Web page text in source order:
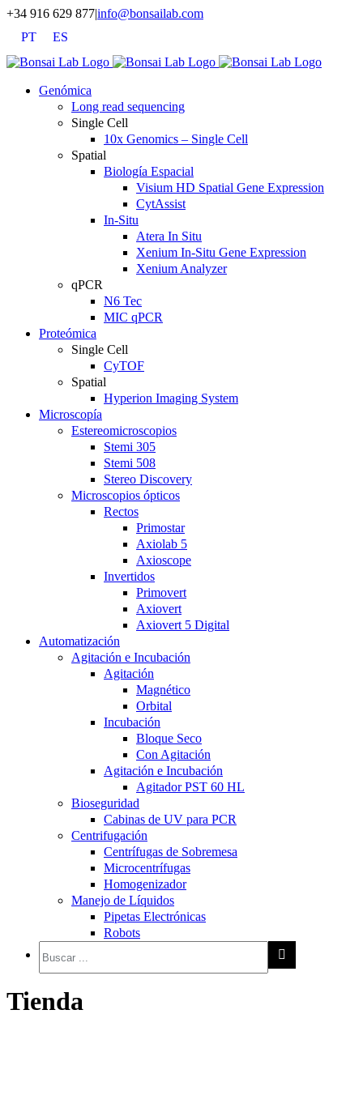
Saltar
contenido
+34 916 629 877|info@bonsailab.com
PT
ES
X
LinkedIn
YouTube
Genómica
Long read sequencing
Single Cell
10x Genomics – Single Cell
Spatial
Biología Espacial
Visium HD Spatial Gene Expression
CytAssist
In-Situ
Atera In Situ
Xenium In-Situ Gene Expression
Xenium Analyzer
qPCR
N6 Tec
MIC qPCR
Proteómica
Single Cell
CyTOF
Spatial
Hyperion Imaging System
Microscopía
Estereomicroscopios
Stemi 305
Stemi 508
Stereo Discovery
Microscopios ópticos
Rectos
Primostar
Axiolab 5
Axioscope
Invertidos
Primovert
Axiovert
Axiovert 5 Digital
Automatización
Agitación e Incubación
Agitación
Magnético
Orbital
Incubación
Bloque Seco
Con Agitación
Agitación e Incubación
Agitador PST 60 HL
Bioseguridad
Cabinas de UV para PCR
Centrifugación
Centrífugas de Sobremesa
Microcentrífugas
Homogenizador
Manejo de Líquidos
Pipetas Electrónicas
Robots
Tienda